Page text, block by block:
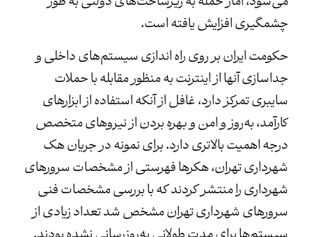
چشمگیری افزایش یافته است.
حکومت ایران بر روی راه اندازی سیستم‌های داخلی و
جداسازی آنها از اینترنت به منظور مقابله با حملات
سایبری تمرکز دارد، غافل از آنکه استفاده از ابزارهای
کارآمد، به‌روز و امن و بهره بردن از نیروهای متخصص
درجه اهمیت بالاتری دارد. برای نمونه در جریان هک
شهرداری تهران، هکرها فهرستی از مشخصات سرورهای
شهرداری را منتشر کردند که با بررسی مشخصات فنی
سرورهای شهرداری تهران مشخص شد تعداد زیادی از